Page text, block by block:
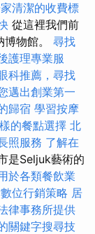
清潔的收費標
從這裡我們前
物館。 尋找
護理專業服
科推薦，尋找
邁出創業第一
歸宿 學習按摩
的餐點選擇 北
照服務 了解在
是Seljuk藝術的
於各類餐飲業
位行銷策略 居
律事務所提供
關鍵字搜尋技